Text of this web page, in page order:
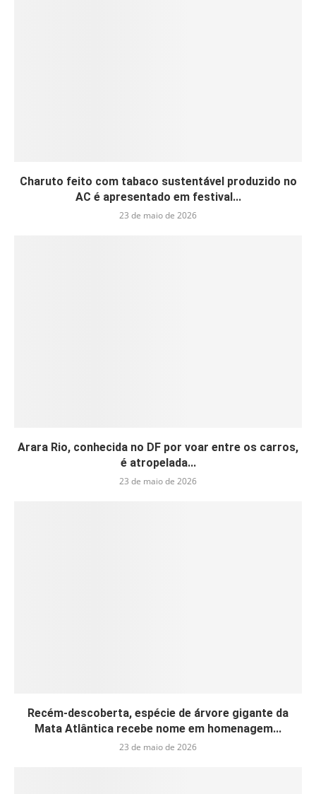
Charuto feito com tabaco sustentável produzido no
AC é apresentado em festival...
23 de maio de 2026
Arara Rio, conhecida no DF por voar entre os carros,
é atropelada...
23 de maio de 2026
Recém-descoberta, espécie de árvore gigante da
Mata Atlântica recebe nome em homenagem...
23 de maio de 2026